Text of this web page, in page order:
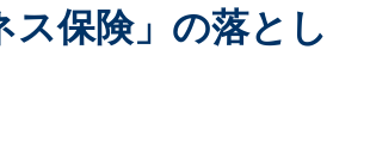
保険」の落とし